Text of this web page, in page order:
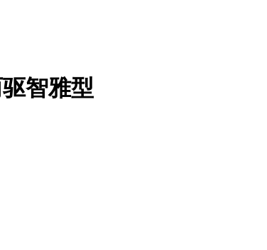
智雅型